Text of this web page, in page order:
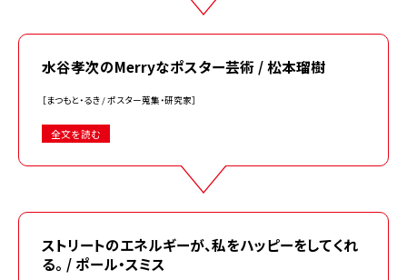
水谷孝次のMerryなポスター芸術 / 松本瑠樹
［まつもと・るき / ポスター蒐集・研究家］
全文を読む
ストリートのエネルギーが、私をハッピーをしてくれ
る。 / ポール・スミス